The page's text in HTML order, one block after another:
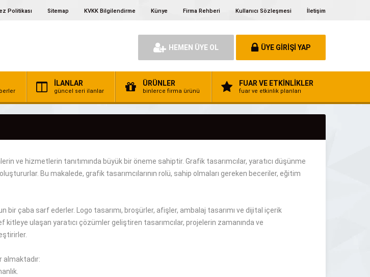
Politikası Sitemap KVKK Bilgilendirme Künye Firma Rehberi Kullanıcı Sözleşmesi İletişim
HEMEN ÜYE OL ÜYE GİRİŞİ YAP
İLANLAR
güncel seri ilanlar
ÜRÜNLER
binlerce firma ürünü
FUAR VE ETKİNLİKLER
fuar ve etkinlik planları
ve hizmetlerin tanıtımında büyük bir öneme sahiptir. Grafik tasarımcılar, yaratıcı düşünme
oluştururlar. Bu makalede, grafik tasarımcılarının rolü, sahip olmaları gereken beceriler, eğitim
bir çaba sarf ederler.
Logo tasarımı, broşürler, afişler, ambalaj tasarımı ve dijital içerik
kitleye ulaşan yaratıcı çözümler geliştiren tasarımcılar, projelerin zamanında ve
.
almaktadır: